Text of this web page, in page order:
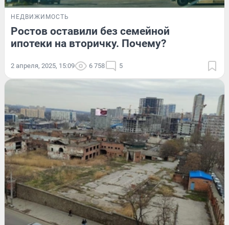
НЕДВИЖИМОСТЬ
Ростов оставили без семейной
ипотеки на вторичку. Почему?
2 апреля, 2025, 15:09 6 758 5